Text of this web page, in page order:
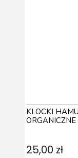
KLOCKI
25,00 zł